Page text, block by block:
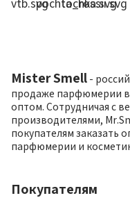
Mister Smell -
продаже парфюмерии
оптом. Сотрудничая с
производителями,
покупателям заказать
парфюмерии и
Покупателям